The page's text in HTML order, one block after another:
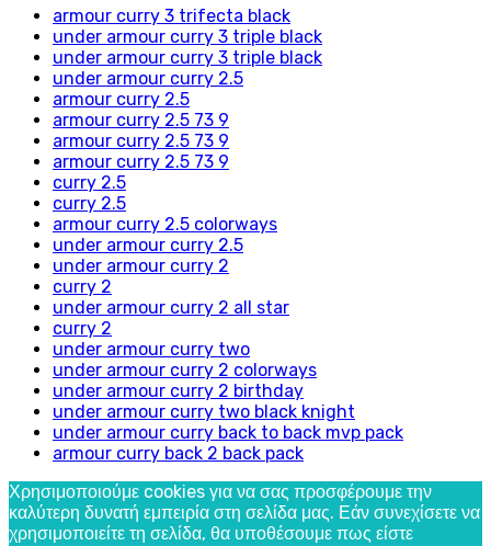
armour curry 3 trifecta black
under armour curry 3 triple black
under armour curry 3 triple black
under armour curry 2.5
armour curry 2.5
armour curry 2.5 73 9
armour curry 2.5 73 9
armour curry 2.5 73 9
curry 2.5
curry 2.5
armour curry 2.5 colorways
under armour curry 2.5
under armour curry 2
curry 2
under armour curry 2 all star
curry 2
under armour curry two
under armour curry 2 colorways
under armour curry 2 birthday
under armour curry two black knight
under armour curry back to back mvp pack
armour curry back 2 back pack
Χρησιμοποιούμε cookies για να σας προσφέρουμε την
καλύτερη δυνατή εμπειρία στη σελίδα μας. Εάν συνεχίσετε να
χρησιμοποιείτε τη σελίδα, θα υποθέσουμε πως είστε